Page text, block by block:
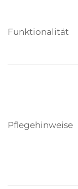
Funktionalität
Pflegehinweise